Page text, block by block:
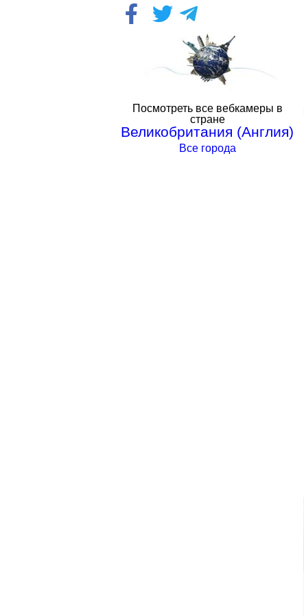
Посмотреть все вебкамеры в
стране
Великобритания (Англия)
Все города